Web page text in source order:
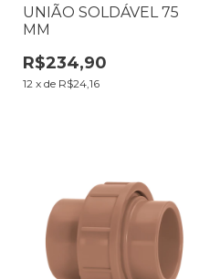
UNIÃO SOLDÁVEL 75
MM
R$234,90
12 x de R$24,16